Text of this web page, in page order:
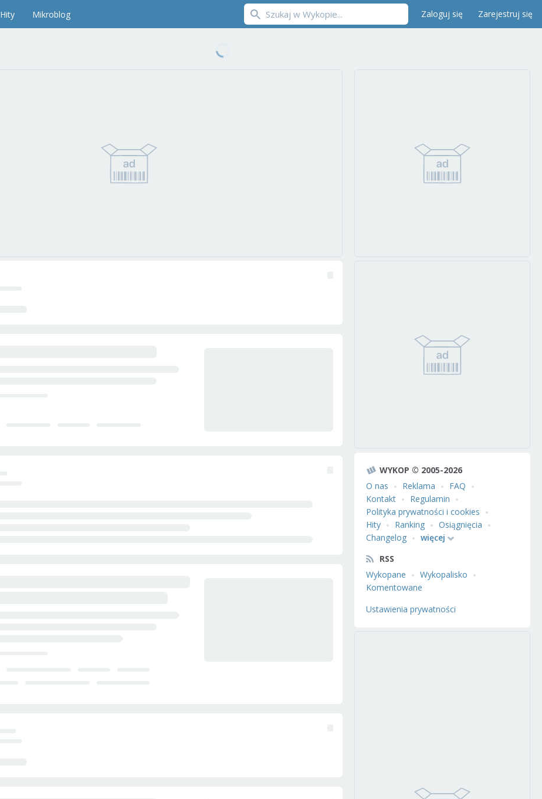
Hity Mikroblog Zaloguj się Zarejestruj się
WYKOP © 2005-2026
O nas
Reklama
FAQ
Kontakt
Regulamin
Polityka prywatności i cookies
Hity
Ranking
Osiągnięcia
Changelog
więcej
RSS
Wykopane
Wykopalisko
Komentowane
Ustawienia prywatności